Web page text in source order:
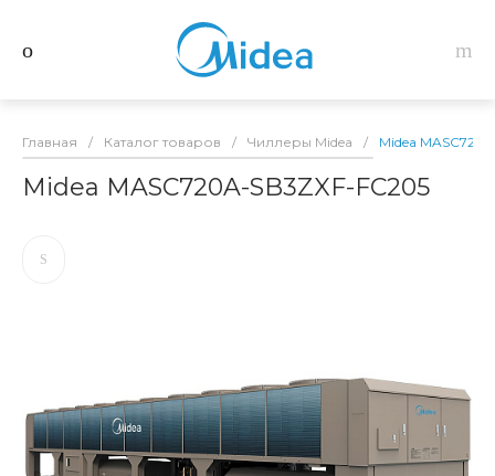
Главная / Каталог товаров / Чиллеры Midea / Midea
Midea MASC720A-SB3ZXF-FC205